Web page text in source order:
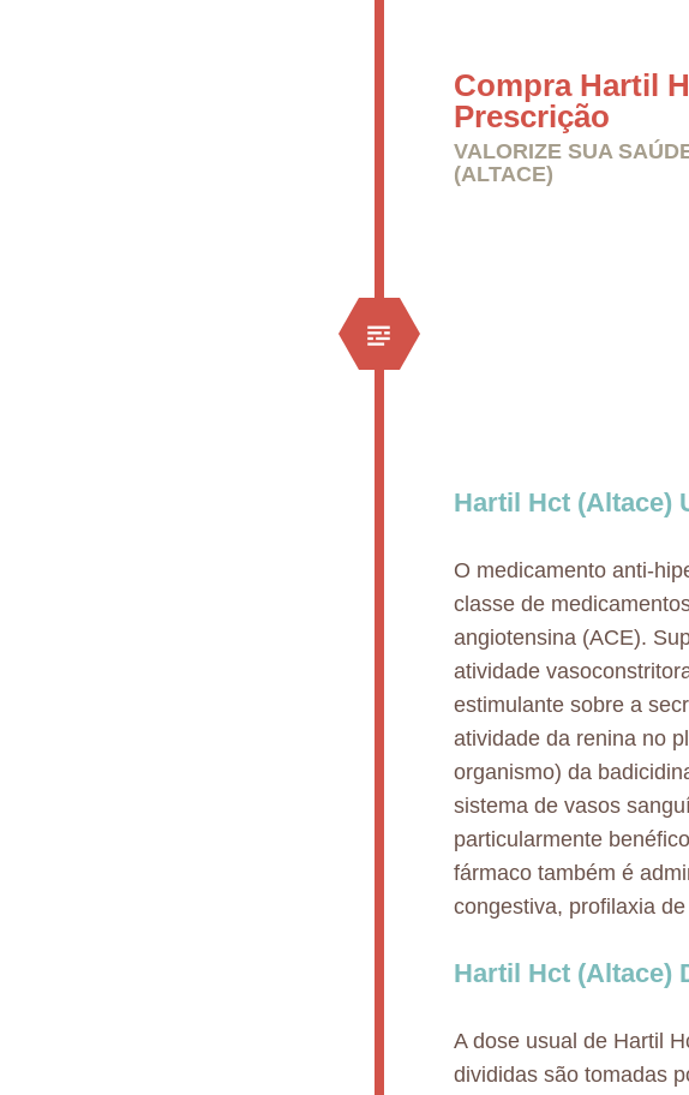
Compra Hartil
Prescrição
VALORIZE SUA
(ALTACE)
Hartil Hct (Altace)
O medicamento anti-
classe de
angiotensina (ACE).
atividade
estimulante sobre a
atividade da renina no
organismo) da
sistema de vasos
particularmente
fármaco também é
congestiva, profilaxia
Hartil Hct (Altace)
A dose usual de Hartil
divididas são tomadas